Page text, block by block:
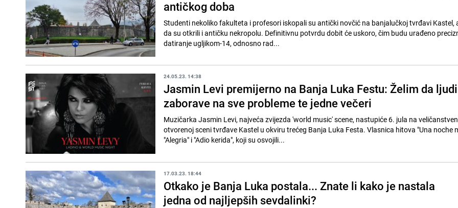
antičkog doba
Studenti nekoliko fakulteta i profesori iskopali su antički novčić na banjalučkoj tvrđavi Kastel,
da su otkrili i antičku nekropolu. Definitivnu potvrdu dobit će uskoro, čim budu urađeno
datiranje ugljikom-14, odnosno rad...
24.05.23. 14:38
Jasmin Levi premijerno na Banja Luka Festu: Želim da ljudi
zaborave na sve probleme te jedne večeri
Muzičarka Jasmin Levi, najveća zvijezda 'world music' scene, nastupiće 6. jula na
otvorenoj sceni tvrđave Kastel u okviru trećeg Banja Luka Festa. Vlasnica hitova "Una noche
"Alegria" i "Adio kerida", koji su osvojili...
17.03.23. 18:44
Otkako je Banja Luka postala... Znate li kako je nastala
jedna od najljepših sevdalinki?